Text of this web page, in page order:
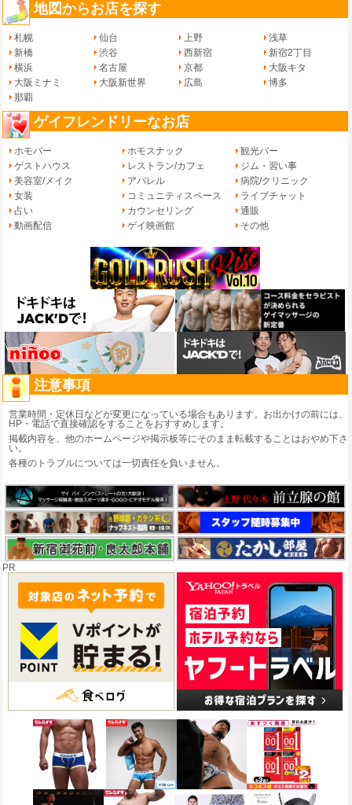
地図からお店を探す
札幌 仙台 上野
浅草
新橋
渋谷 西新宿
新宿2丁目
横浜
名古屋 京都
大阪キタ
大阪ミナミ
大阪新世界 広島
博多
那覇
ゲイフレンドリーなお店
ホモバー ホモスナック
観光バー
ゲストハウス
レストラン/カフェ
ジム・習い事
美容室/メイク
アパレル
病院/クリニック
女装
コミュニティスペース
ライブチャット
占い
カウンセリング
通販
動画配信
ゲイ映画館 その他
注意事項
営業時間・定休日などが変更になっている場合もあります。お出かけの前には、
HP・電話で直接確認をすることをおすすめします。
掲載内容を、他のホームページや掲示板等にそのまま転載することはおやめ下さ
い。
各種のトラブルについては一切責任を負いません。
PR